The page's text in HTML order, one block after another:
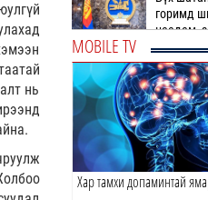
нь
горимд
наадам,
хоригл…
Монгол
гэрлэж,
Үндэсний
Хар
MOBILE TV
Хар тамхи допаминтай